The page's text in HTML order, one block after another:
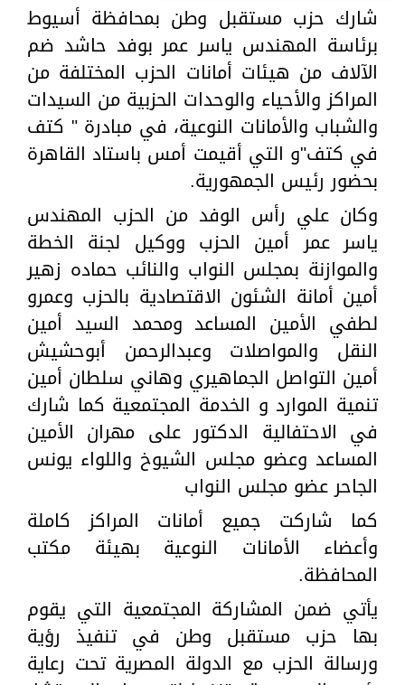
شارك حزب مستقبل وطن بمحافظة أسيوط
برئاسة المهندس ياسر عمر بوفد حاشد ضم
الآلاف من هيئات أمانات الحزب المختلفة من
المراكز والأحياء والوحدات الحزبية من السيدات
والشباب والأمانات النوعية، في مبادرة " كتف
في كتف"و التي أقيمت أمس باستاد القاهرة
بحضور رئيس الجمهورية.
وكان علي رأس الوفد من الحزب المهندس
ياسر عمر أمين الحزب ووكيل لجنة الخطة
والموازنة بمجلس النواب والنائب حماده زهير
أمين أمانة الشئون الاقتصادية بالحزب وعمرو
لطفي الأمين المساعد ومحمد السيد أمين
النقل والمواصلات وعبدالرحمن أبوحشيش
أمين التواصل الجماهيري وهاني سلطان أمين
تنمية الموارد و الخدمة المجتمعية كما شارك
في الاحتفالية الدكتور على مهران الأمين
المساعد وعضو مجلس الشيوخ واللواء يونس
الجاحر عضو مجلس النواب
كما شاركت جميع أمانات المراكز كاملة
وأعضاء الأمانات النوعية بهيئة مكتب
المحافظة.
يأتي ضمن المشاركة المجتمعية التي يقوم
بها حزب مستقبل وطن في تنفيذ رؤية
ورسالة الحزب مع الدولة المصرية تحت رعاية